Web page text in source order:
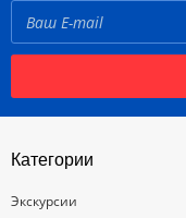
Категории
Экскурсии